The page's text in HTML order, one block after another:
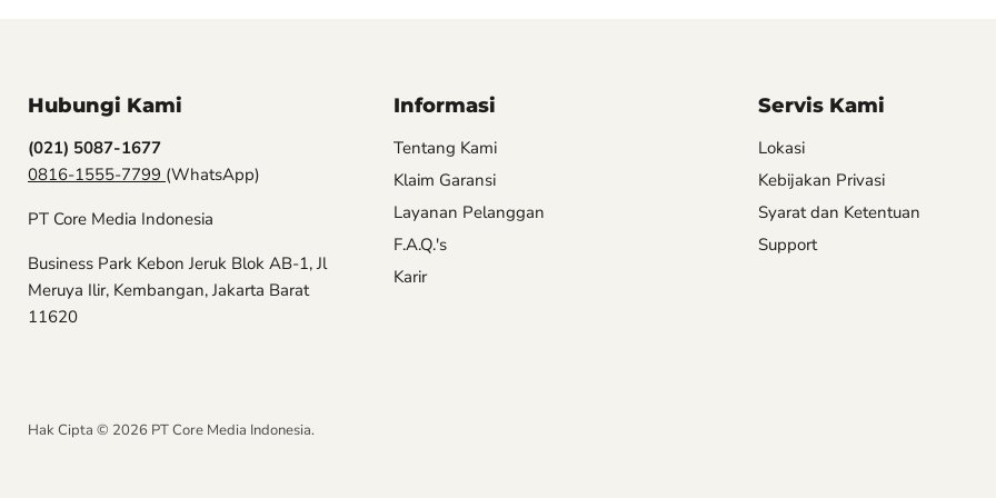
Hubungi Kami
(021) 5087-1677
0816-1555-7799 (WhatsApp)
PT Core Media Indonesia
Business Park Kebon Jeruk Blok AB-1, Jl
Meruya Ilir, Kembangan, Jakarta Barat
11620
Informasi
Tentang Kami
Klaim Garansi
Layanan Pelanggan
F.A.Q.'s
Karir
Servis Kami
Lokasi
Kebijakan Privasi
Syarat dan Ketentuan
Support
Hak Cipta © 2026 PT Core Media Indonesia.